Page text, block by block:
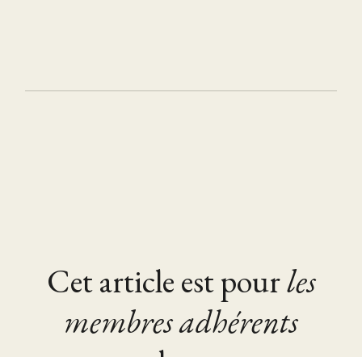
Cet article est pourles
membres adhérents